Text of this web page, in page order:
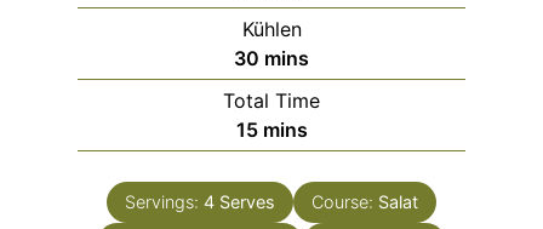
i
n
u
t
e
s
Kühlen
30 m
i
n
u
e
mins
Total Time
15m
i
n
u
mins
Servings: 4 Serves Course: Salat